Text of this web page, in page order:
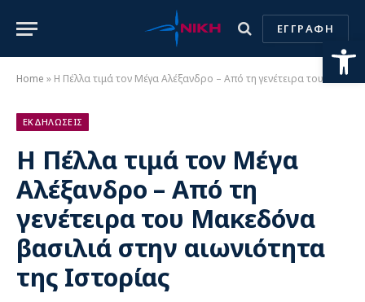
ΕΓΓΡΑΦΗ
Home » Η Πέλλα τιμά τον Μέγα Αλέξανδρο – Από τη γενέτειρα του Μακεδόνα βασιλιά στην αιωνιότητα της Ιστορίας
ΕΚΔΗΛΩΣΕΙΣ
Η Πέλλα τιμά τον Μέγα
Αλέξανδρο – Από τη
γενέτειρα του Μακεδόνα
βασιλιά στην αιωνιότητα
της Ιστορίας